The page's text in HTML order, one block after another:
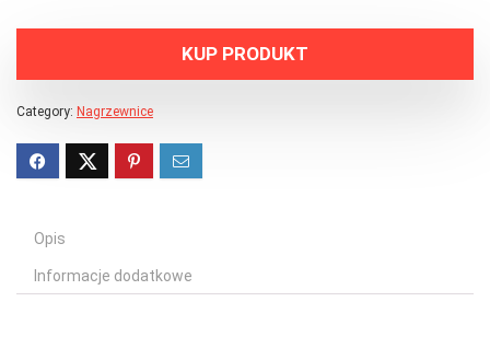
KUP PRODUKT
Category: Nagrzewnice
Opis
Informacje dodatkowe